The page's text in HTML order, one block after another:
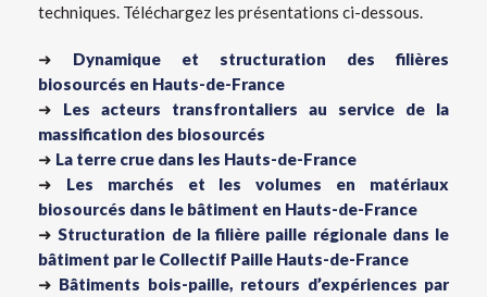
techniques. Téléchargez les présentations ci-dessous.
➜ Dynamique et structuration des filières
biosourcés en Hauts-de-France
➜ Les acteurs transfrontaliers au service de la
massification des biosourcés
➜ La terre crue dans les Hauts-de-France
➜ Les marchés et les volumes en matériaux
biosourcés dans le bâtiment en Hauts-de-France
➜Structuration de la filière paille régionale dans le
bâtiment par le Collectif Paille Hauts-de-France
➜ Bâtiments bois-paille, retours d’expériences par